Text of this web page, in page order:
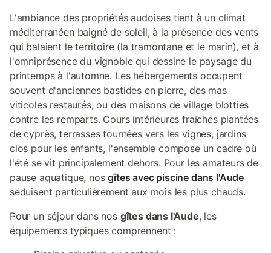
L'ambiance des propriétés audoises tient à un climat
méditerranéen baigné de soleil, à la présence des vents
qui balaient le territoire (la tramontane et le marin), et à
l'omniprésence du vignoble qui dessine le paysage du
printemps à l'automne. Les hébergements occupent
souvent d'anciennes bastides en pierre, des mas
viticoles restaurés, ou des maisons de village blotties
contre les remparts. Cours intérieures fraîches plantées
de cyprès, terrasses tournées vers les vignes, jardins
clos pour les enfants, l'ensemble compose un cadre où
l'été se vit principalement dehors. Pour les amateurs de
pause aquatique, nosgîtes avec piscine dans l'Aude
séduisent particulièrement aux mois les plus chauds.
Pour un séjour dans nos gîtes dans l'Aude, les
équipements typiques comprennent :